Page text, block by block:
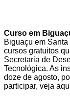
Curso em
Biguaçu em
cursos gratuitos
Secretaria de
Tecnológica. As
doze de agosto,
participar, veja